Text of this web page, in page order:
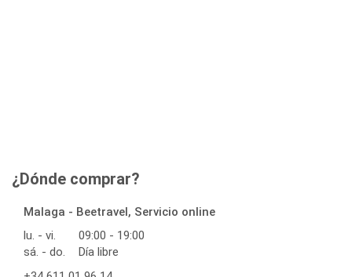
¿Dónde comprar?
Malaga - Beetravel, Servicio online
lu. - vi.
09:00 - 19:00
sá. - do.
Día libre